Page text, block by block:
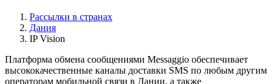
Рассылки в странах
Дания
IP Vision
Платформа обмена сообщениями Messaggio обеспечивает
высококачественные каналы доставки SMS по любым другим
операторам мобильной связи в Дании, а также